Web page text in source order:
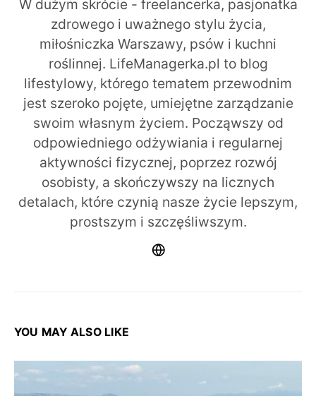
W dużym skrócie - freelancerka, pasjonatka
zdrowego i uważnego stylu życia,
miłośniczka Warszawy, psów i kuchni
roślinnej. LifeManagerka.pl to blog
lifestylowy, którego tematem przewodnim
jest szeroko pojęte, umiejętne zarządzanie
swoim własnym życiem. Począwszy od
odpowiedniego odżywiania i regularnej
aktywności fizycznej, poprzez rozwój
osobisty, a skończywszy na licznych
detalach, które czynią nasze życie lepszym,
prostszym i szczęśliwszym.
YOU MAY ALSO LIKE